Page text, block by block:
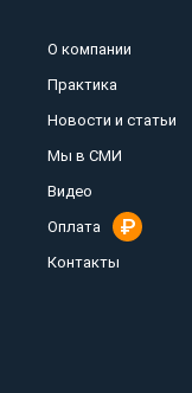
О компании
Практика
Новости и статьи
Мы в СМИ
Видео
Оплата
Контакты